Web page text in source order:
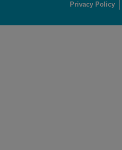
Privacy Policy